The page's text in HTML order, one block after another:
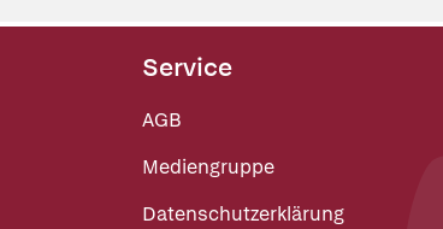
Service
AGB
Mediengruppe
Datenschutzerklärung